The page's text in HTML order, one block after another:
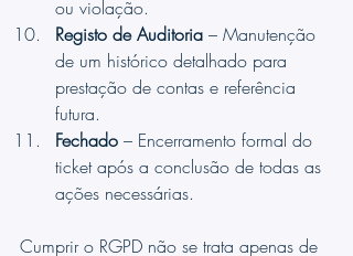
ou violação.
Registo de Auditoria – Manutenção
de um histórico detalhado para
prestação de contas e referência
futura.
Fechado – Encerramento formal do
ticket após a conclusão de todas as
ações necessárias.
Cumprir o RGPD não se trata apenas de